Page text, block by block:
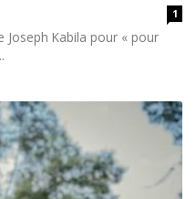
1
Joseph Kabila pour « pour